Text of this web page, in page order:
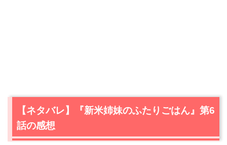
【ネタバレ】『新米姉妹のふたりごはん』第6
話の感想